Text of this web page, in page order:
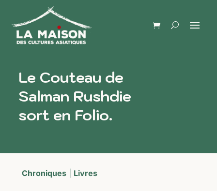
Le Couteau de
Salman Rushdie
sort en Folio.
Chroniques| Livres